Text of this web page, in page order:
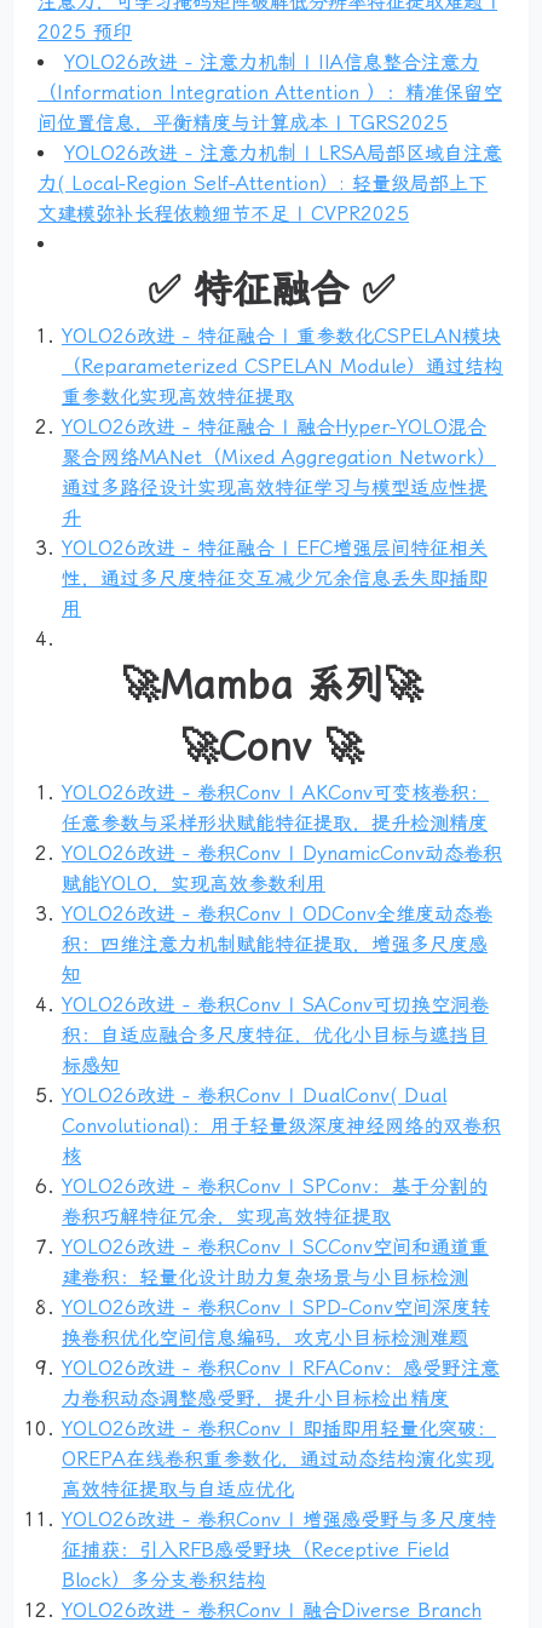
2025 预印
YOLO26改进 - 注意力机制 | IIA信息整合注意力
（Information Integration Attention ）：精准保留空
间位置信息，平衡精度与计算成本 | TGRS2025
YOLO26改进 - 注意力机制 | LRSA局部区域自注意
力( Local-Region Self-Attention）: 轻量级局部上下
文建模弥补长程依赖细节不足 | CVPR2025
✅ 特征融合 ✅
YOLO26改进 - 特征融合 | 重参数化CSPELAN模块
（Reparameterized CSPELAN Module）通过结构
重参数化实现高效特征提取
YOLO26改进 - 特征融合 | 融合Hyper-YOLO混合
聚合网络MANet（Mixed Aggregation Network）
通过多路径设计实现高效特征学习与模型适应性提
升
YOLO26改进 - 特征融合 | EFC增强层间特征相关
性，通过多尺度特征交互减少冗余信息丢失即插即
用
🚀Mamba 系列🚀
🚀Conv 🚀
YOLO26改进 - 卷积Conv | AKConv可变核卷积：
任意参数与采样形状赋能特征提取，提升检测精度
YOLO26改进 - 卷积Conv | DynamicConv动态卷积
赋能YOLO，实现高效参数利用
YOLO26改进 - 卷积Conv | ODConv全维度动态卷
积：四维注意力机制赋能特征提取，增强多尺度感
知
YOLO26改进 - 卷积Conv | SAConv可切换空洞卷
积：自适应融合多尺度特征，优化小目标与遮挡目
标感知
YOLO26改进 - 卷积Conv | DualConv( Dual
Convolutional)：用于轻量级深度神经网络的双卷积
核
YOLO26改进 - 卷积Conv | SPConv：基于分割的
卷积巧解特征冗余，实现高效特征提取
YOLO26改进 - 卷积Conv | SCConv空间和通道重
建卷积：轻量化设计助力复杂场景与小目标检测
YOLO26改进 - 卷积Conv | SPD-Conv空间深度转
换卷积优化空间信息编码，攻克小目标检测难题
YOLO26改进 - 卷积Conv | RFAConv：感受野注意
力卷积动态调整感受野，提升小目标检出精度
YOLO26改进 - 卷积Conv | 即插即用轻量化突破：
OREPA在线卷积重参数化，通过动态结构演化实现
高效特征提取与自适应优化
YOLO26改进 - 卷积Conv | 增强感受野与多尺度特
征捕获：引入RFB感受野块（Receptive Field
Block）多分支卷积结构
YOLO26改进 - 卷积Conv | 融合Diverse Branch